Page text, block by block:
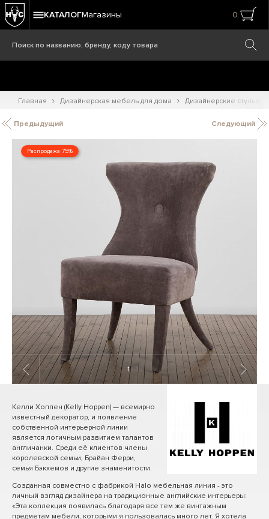
КАТАЛОГМагазины 0
Главная Дизайнерская мебель для дома Дизайнерские стулья
Предыдущий Следующий
Распродажа 75%
1/ 15
Келли Хоппен (Kelly Hoppen) — всемирно
известный декоратор, и появление
собственной интерьерной линии
является логичным развитием талантов
англичанки. Среди её клиентов члены
королевской семьи, Брайан Ферри,
семья Бэкхемов и другие знаменитости.
Созданная совместно с фабрикой Halo мебельная линия - это
личный взгляд дизайнера на традиционные английские интерьеры:
«Эта коллекция появилась благодаря все тем же винтажным
предметам мебели, которыми я пользовалась много лет. Я хотела